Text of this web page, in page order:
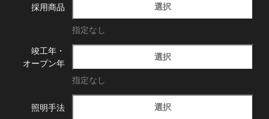
採用商品 選択
指定なし
竣工年・
オープン年
選択
指定なし
照明手法 選択